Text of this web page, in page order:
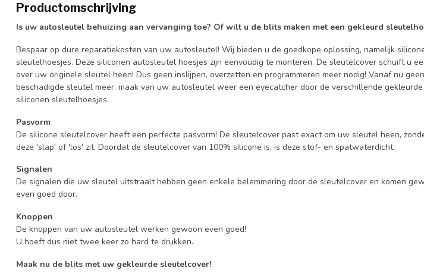
Productomschrijving
Is uw autosleutel behuizing aan vervanging toe? Of wilt u de blits maken met een gekleurd
Bespaar op dure reparatiekosten van uw autosleutel! Wij bieden u de goedkope oplossing, namelijk
sleutelhoesjes. Deze siliconen autosleutel hoesjes zijn eenvoudig te monteren. De sleutelcover schuift u
over uw originele sleutel heen! Dus geen inslijpen, overzetten en programmeren meer nodig! Vanaf nu geen
beschadigde sleutel meer, maak van uw autosleutel weer een eyecatcher door de verschillende gekleurde
siliconen sleutelhoesjes.
Pasvorm
De silicone sleutelcover heeft een perfecte pasvorm! De sleutelcover past exact om uw sleutel heen,
deze 'slap' of 'los' zit. Doordat de sleutelcover van 100% silicone is, is deze stof- en spatwaterdicht.
Signalen
De signalen die uw sleutel uitstraalt hebben geen enkele belemmering door de sleutelcover en komen
even goed door.
Knoppen
De knoppen van uw autosleutel werken gewoon even goed!
U hoeft dus niet twee keer zo hard te drukken.
Maak nu de blits met uw gekleurde sleutelcover!